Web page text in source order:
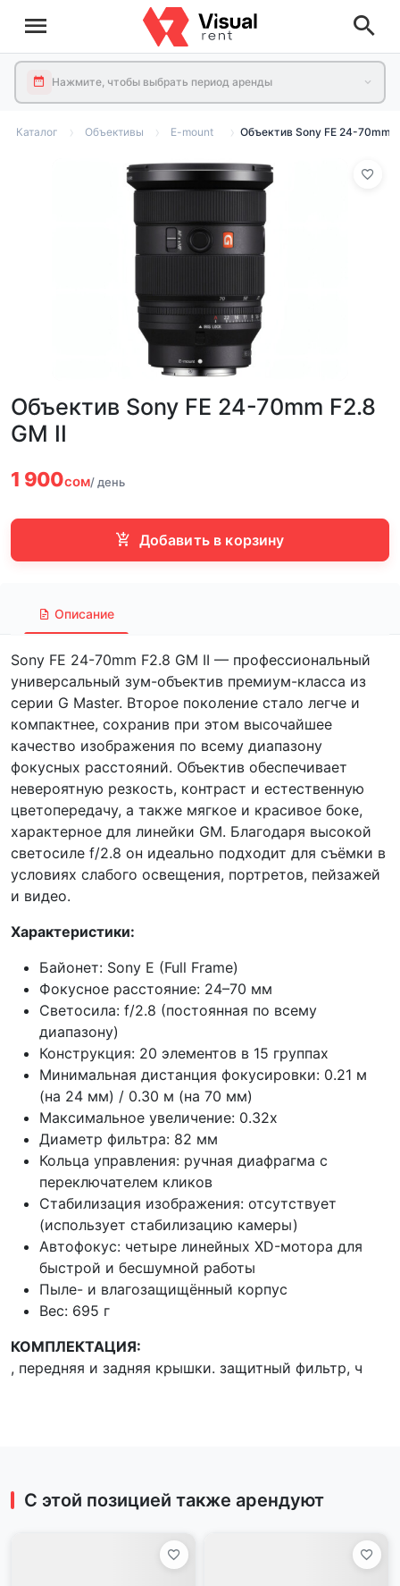
Нажмите, чтобы выбрать период аренды
Каталог Объективы E-mount Объектив Sony FE 24-70mm
Объектив Sony FE 24-70mm F2.8
GM II
1 900сом/ день
Добавить в корзину
Описание
Sony FE 24-70mm F2.8 GM II — профессиональный
универсальный зум-объектив премиум-класса из
серии G Master. Второе поколение стало легче и
компактнее, сохранив при этом высочайшее
качество изображения по всему диапазону
фокусных расстояний. Объектив обеспечивает
невероятную резкость, контраст и естественную
цветопередачу, а также мягкое и красивое боке,
характерное для линейки GM. Благодаря высокой
светосиле f/2.8 он идеально подходит для съёмки в
условиях слабого освещения, портретов, пейзажей
и видео.
Характеристики:
Байонет: Sony E (Full Frame)
Фокусное расстояние: 24–70 мм
Светосила: f/2.8 (постоянная по всему
диапазону)
Конструкция: 20 элементов в 15 группах
Минимальная дистанция фокусировки: 0.21 м
(на 24 мм) / 0.30 м (на 70 мм)
Максимальное увеличение: 0.32x
Диаметр фильтра: 82 мм
Кольца управления: ручная диафрагма с
переключателем кликов
Стабилизация изображения: отсутствует
(использует стабилизацию камеры)
Автофокус: четыре линейных XD-моторa для
быстрой и бесшумной работы
Пыле- и влагозащищённый корпус
Вес: 695 г
КОМПЛЕКТАЦИЯ:
, передняя и задняя крышки. защитный фильтр, ч
С этой позицией также арендуют